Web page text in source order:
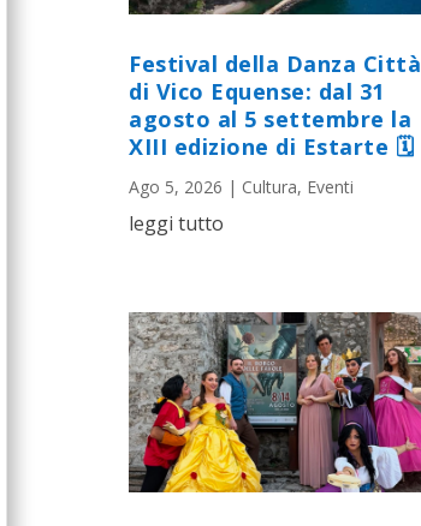
Festival della Danza Città
di Vico Equense: dal 31
agosto al 5 settembre la
XIII edizione di Estarte 🗓
Ago 5, 2026 | Cultura, Eventi
leggi tutto